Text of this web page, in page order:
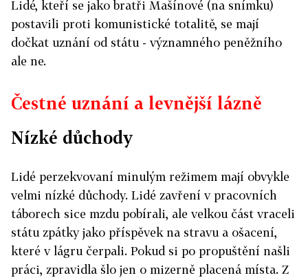
Lidé, kteří se jako bratři Mašínové (na snímku)
postavili proti komunistické totalitě, se mají
dočkat uznání od státu - významného peněžního
ale ne.
Čestné uznání a levnější lázně
Nízké důchody
Lidé perzekvovaní minulým režimem mají obvykle
velmi nízké důchody. Lidé zavření v pracovních
táborech sice mzdu pobírali, ale velkou část vraceli
státu zpátky jako příspěvek na stravu a ošacení,
které v lágru čerpali. Pokud si po propuštění našli
práci, zpravidla šlo jen o mizerně placená místa. Z